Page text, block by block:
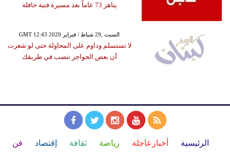
يناهز 73 عاماً بعد مسيرة فنية حافلة
GMT 12:43 2020 السبت ,29 شباط / فبراير
لا تستسلم وداوم على المحاولة حتى لو شعرت
أن بعض الحواجز تنصب في طريقك
الرئيسية أخبارعاجلة رياضة ثقافة إقتصاد فن